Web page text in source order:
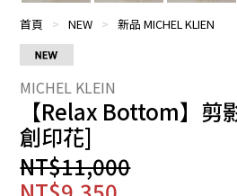
首頁 > NEW > 新品 MICHEL KLIEN
【Relax Bottom】剪
創印花]
NT$11,000